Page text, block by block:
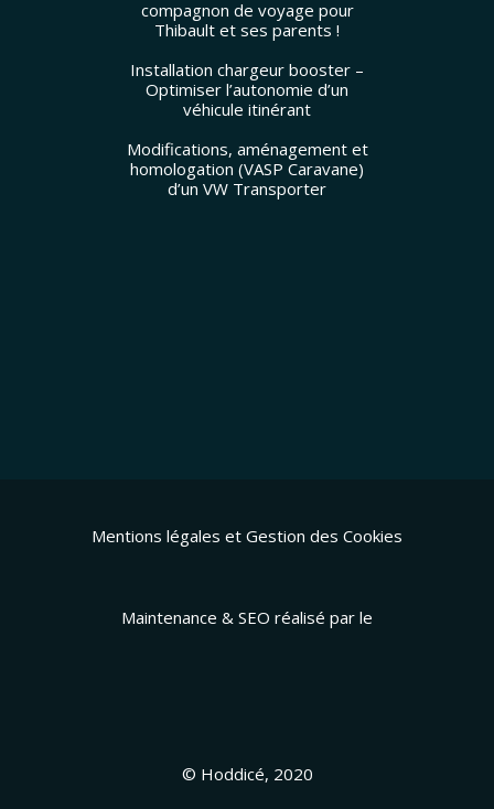
compagnon de voyage pour
Thibault et ses parents !
Installation chargeur booster –
Optimiser l’autonomie d’un
véhicule itinérant
Modifications, aménagement et
homologation (VASP Caravane)
d’un VW Transporter
© Hoddicé, 2020
Mentions légales et Gestion des Cookies
Maintenance & SEO réalisé par le